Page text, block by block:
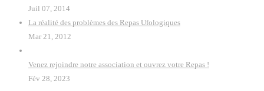
Juil 07, 2014
La réalité des problèmes des Repas Ufologiques
Mar 21, 2012
Venez rejoindre notre association et ouvrez votre Repas !
Fév 28, 2023